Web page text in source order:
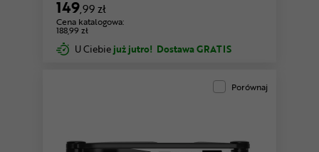
149,99 zł
Cena katalogowa:
188,99 zł
U Ciebie już jutro! Dostawa GRATIS
Porównaj